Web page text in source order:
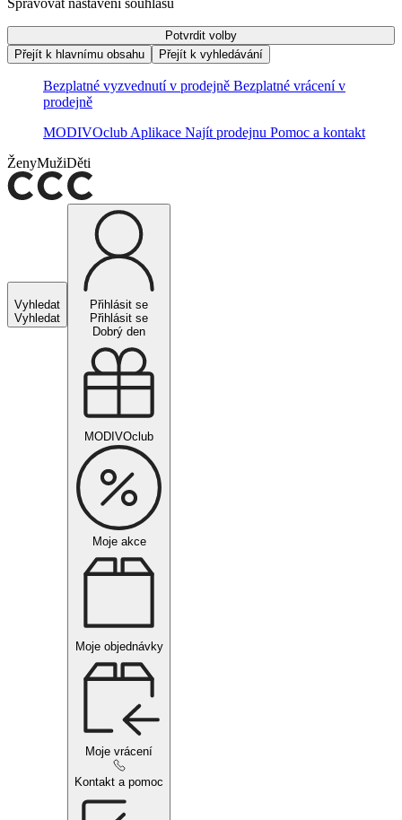
Spravovat nastavení souhlasu
Potvrdit volby
Přejít k hlavnímu obsahu
Přejít k vyhledávání
Bezplatné vyzvednutí v prodejně Bezplatné vrácení v
prodejně
MODIVOclub Aplikace Najít prodejnu Pomoc a kontakt
ŽenyMužiDěti
Vyhledat
Vyhledat
Přihlásit se
Přihlásit se
Dobrý den
MODIVOclub
Moje akce
Moje objednávky
Moje vrácení
Kontakt a pomoc